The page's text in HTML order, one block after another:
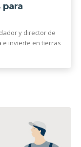
y director de
e invierte en tierras